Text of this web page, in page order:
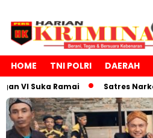
HOME TNI POLRI DAERAH
Suka Ramai Satres Narkoba